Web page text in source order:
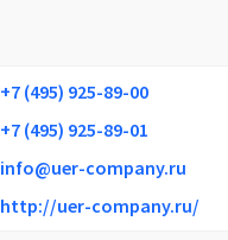
+7 (495) 925-89-00
+7 (495) 925-89-01
info@uer-company.ru
http://uer-company.ru/